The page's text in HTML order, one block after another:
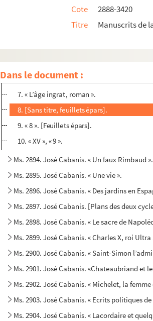
Cote
2888-3420
Titre
Manuscrits de
Dans le document :
4. « Tels que la mort nous fait. II »
5. « 4ème partie. Gilbert ».
6. « L'âge ingrat " Gilbert " ».
7. « L’âge ingrat, roman ».
8. [Sans titre, feuillets épars].
9. « 8 ». [Feuillets épars].
10. « XV », « 9 ».
Ms. 2894. José Cabanis. « Un faux Rimbaud ».
Ms. 2895. José Cabanis. « Une vie ».
Ms. 2896. José Cabanis. « Des jardins en
Ms. 2897. José Cabanis. [Plans des deux
Ms. 2898. José Cabanis. « Le sacre de
Ms. 2899. José Cabanis. « Charles X, roi Ultra
Ms. 2900. José Cabanis. « Saint-Simon
Ms. 2901. José Cabanis. «Chateaubriand et
Ms. 2902. José Cabanis. « Michelet, la
Ms. 2903. José Cabanis. « Ecrits politiques
Ms. 2904. José Cabanis. « Lacordaire et